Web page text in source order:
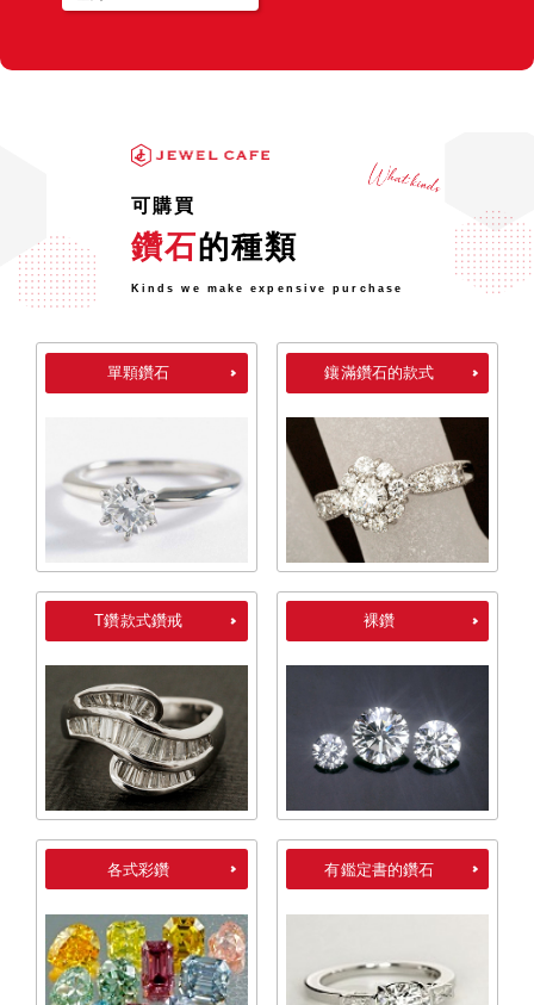
可購買
鑽石的種類
Kinds we make expensive purchase
單顆鑽石 鑲滿鑽石的款式
T鑽款式鑽戒 裸鑽
各式彩鑽 有鑑定書的鑽石